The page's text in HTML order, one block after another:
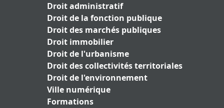
Droit administratif
Droit de la fonction publique
Droit des marchés publiques
Droit immobilier
Droit de l'urbanisme
Droit des collectivités territoriales
Droit de l'environnement
Ville numérique
Formations